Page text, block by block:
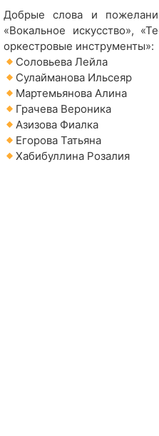
Добрые слова и
«Вокальное искусство»,
оркестровые инструменты»:
Соловьева Лейла
Сулайманова Ильсеяр
Мартемьянова Алина
Грачева Вероника
Азизова Фиалка
Егорова Татьяна
Хабибуллина Розалия